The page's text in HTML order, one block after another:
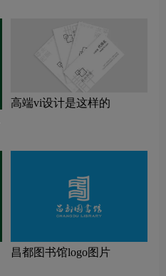
高端vi设计是这样的
昌都图书馆logo图片